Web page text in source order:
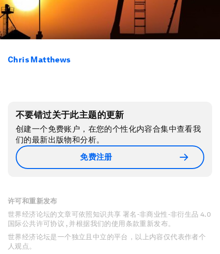
Chris Matthews
不要错过关于此主题的更新
创建一个免费账户，在您的个性化内容合集中查看我
们的最新出版物和分析。
免费注册
许可和重新发布
世界经济论坛的文章可依照知识共享 署名-非商业性-非衍生品 4.0
国际公共许可协议 , 并根据我们的使用条款重新发布。
世界经济论坛是一个独立且中立的平台，以上内容仅代表作者个
人观点。